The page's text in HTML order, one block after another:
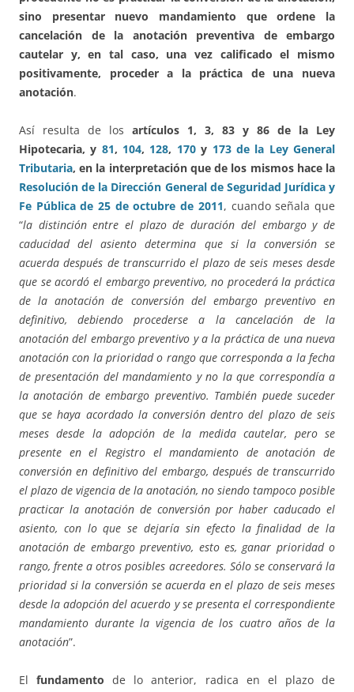
sino presentar nuevo mandamiento que ordene la
cancelación de la anotación preventiva de embargo
cautelar y, en tal caso, una vez calificado el mismo
positivamente, proceder a la práctica de una nueva
anotación.
Así resulta de los artículos 1, 3, 83 y 86 de la Ley
Hipotecaria, y 81, 104, 128, 170y 173 de la Ley General
Tributaria, en la interpretación que de los mismos hace la
Resolución de la Dirección General de Seguridad Jurídica y
Fe Pública de 25 de octubre de 2011, cuando señala que
“la distinción entre el plazo de duración del embargo y de
caducidad del asiento determina que si la conversión se
acuerda después de transcurrido el plazo de seis meses desde
que se acordó el embargo preventivo, no procederá la práctica
de la anotación de conversión del embargo preventivo en
definitivo, debiendo procederse a la cancelación de la
anotación del embargo preventivo y a la práctica de una nueva
anotación con la prioridad o rango que corresponda a la fecha
de presentación del mandamiento y no la que correspondía a
la anotación de embargo preventivo. También puede suceder
que se haya acordado la conversión dentro del plazo de seis
meses desde la adopción de la medida cautelar, pero se
presente en el Registro el mandamiento de anotación de
conversión en definitivo del embargo, después de transcurrido
el plazo de vigencia de la anotación, no siendo tampoco posible
practicar la anotación de conversión por haber caducado el
asiento, con lo que se dejaría sin efecto la finalidad de la
anotación de embargo preventivo, esto es, ganar prioridad o
rango, frente a otros posibles acreedores. Sólo se conservará la
prioridad si la conversión se acuerda en el plazo de seis meses
desde la adopción del acuerdo y se presenta el correspondiente
mandamiento durante la vigencia de los cuatro años de la
anotación”.
Elfundamento de lo anterior, radica en el plazo de